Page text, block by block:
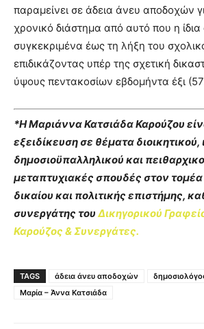
παραμείνει σε άδεια άνευ αποδοχών
χρονικό διάστημα από αυτό που η ίδια
συγκεκριμένα έως τη λήξη του
επιδικάζοντας υπέρ της σχετική
ύψους πεντακοσίων εβδομήντα έξι
*Η Μαριάννα Κατσιάδα Καρούζου
εξειδίκευση σε θέματα διοικητικού,
δημοσιοϋπαλληλικού και
μεταπτυχιακές σπουδές στον τομέα
δικαίου και πολιτικής επιστήμης,
συνεργάτης του Δικηγορικού
Καρούζος & Συνεργάτες.
TAGS άδεια άνευ αποδοχών
Μαρία – Άννα Κατσιάδα